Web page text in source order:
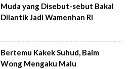
Muda yang Disebut-sebut Bakal
Dilantik Jadi Wamenhan RI
Bertemu Kakek Suhud, Baim
Wong Mengaku Malu